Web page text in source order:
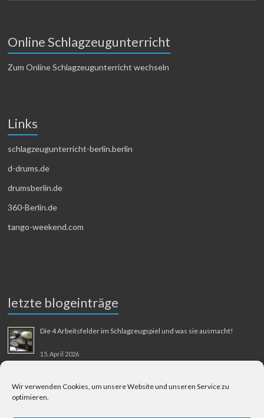
Wir verwenden Cookies, um unsere Website und unseren Service zu
optimieren.
Online Schlagzeugunterricht
Zum Online Schlagzeugunterricht wechseln
Links
schlagzeugunterricht-berlin.berlin
d-drums.de
drumsberlin.de
360-Berlin.de
tango-weekend.com
letzte blogeinträge
Die 4 Arbeitsfelder im Schlagzeugspiel und was sie ausmacht!
15. April 2026
31. August 2025